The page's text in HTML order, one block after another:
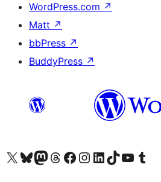
WordPress.com ↗
Matt ↗
bbPress ↗
BuddyPress ↗
Visit our X (formerly Twitter) account
ہمارے بلیواسکائی اکاؤنٹ پر جائیں
Visit our Mastodon account
ہمارے ٹھریڈز اکاؤنٹ پر جائیں
Visit our Facebook page
Visit our Instagram account
Visit our LinkedIn account
ہمارے ٹک ٹاک اکاؤنٹ پر جائیں
Visit our YouTube
اکاؤنٹ پر جائیں